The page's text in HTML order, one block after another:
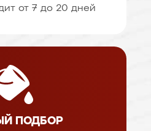
от 7 до 20 дней
ПОДБОР